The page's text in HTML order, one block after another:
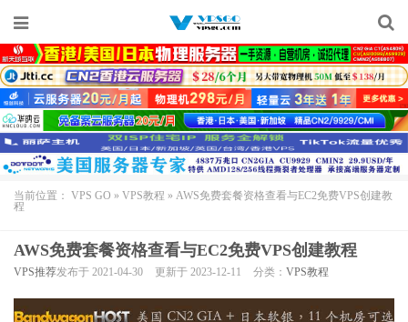
当前位置： VPS GO » VPS教程 » AWS免费套餐资格查看与EC2免费VPS创建教
程
AWS免费套餐资格查看与EC2免费VPS创建教程
VPS推荐发布于 2021-04-30 更新于 2023-12-11 分类： VPS教程